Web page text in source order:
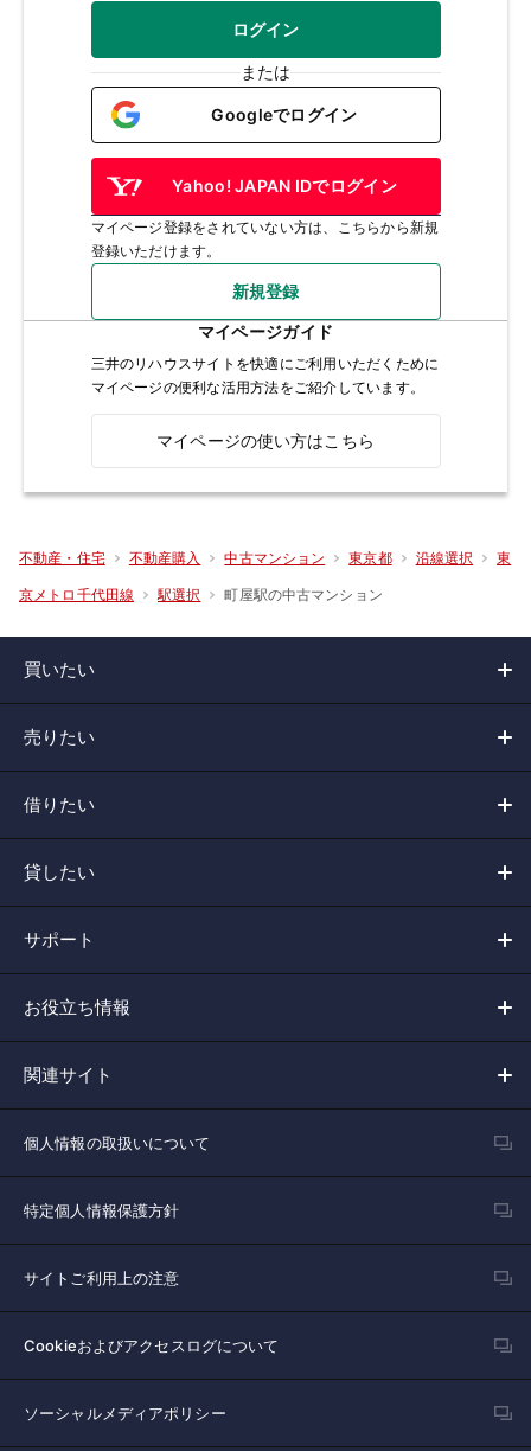
ログイン
または
Googleでログイン
Yahoo! JAPAN IDでログイン
マイページ登録をされていない方は、こちらから新規
登録いただけます。
新規登録
マイページガイド
三井のリハウスサイトを快適にご利用いただくために
マイページの便利な活用方法をご紹介しています。
マイページの使い方はこちら
不動産・住宅 不動産購入 中古マンション 東京都 沿線選択 東
京メトロ千代田線 駅選択 町屋駅の中古マンション
買いたい
売りたい
借りたい
貸したい
サポート
お役立ち情報
関連サイト
個人情報の取扱いについて
特定個人情報保護方針
サイトご利用上の注意
Cookieおよびアクセスログについて
ソーシャルメディアポリシー